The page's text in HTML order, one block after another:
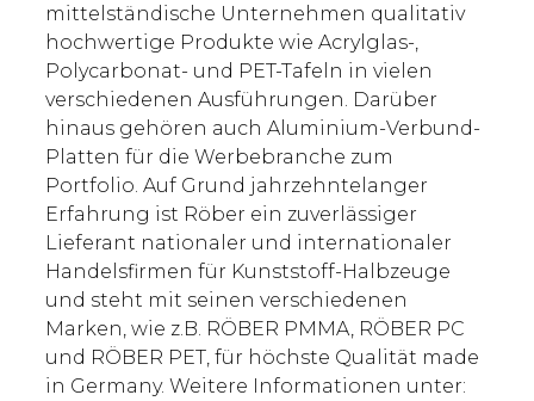
mittelständische Unternehmen qualitativ
hochwertige Produkte wie Acrylglas-,
Polycarbonat- und PET-Tafeln in vielen
verschiedenen Ausführungen. Darüber
hinaus gehören auch Aluminium-Verbund-
Platten für die Werbebranche zum
Portfolio. Auf Grund jahrzehntelanger
Erfahrung ist Röber ein zuverlässiger
Lieferant nationaler und internationaler
Handelsfirmen für Kunststoff-Halbzeuge
und steht mit seinen verschiedenen
Marken, wie z.B. RÖBER PMMA, RÖBER PC
und RÖBER PET, für höchste Qualität made
in Germany. Weitere Informationen unter: